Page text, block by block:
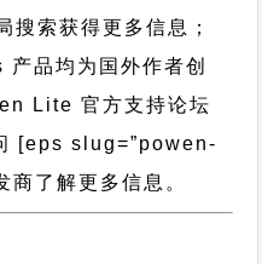
搜索获得更多信息；
品均为国外作者创
Lite 官方支持论坛
[eps slug=”powen-
了解更多信息。